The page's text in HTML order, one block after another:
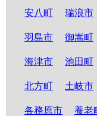
安八町
瑞浪市
羽島市 御嵩町
海津市 池田町
北方町 土岐市
各務原市 養老